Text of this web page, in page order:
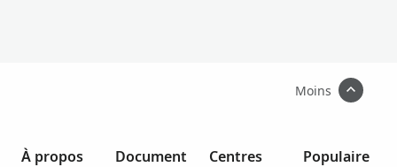
Moins
À propos
Document
Centres
Populaire